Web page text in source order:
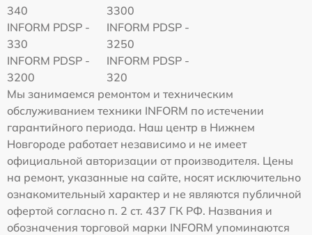
340
3300
INFORM PDSP -
330
INFORM PDSP -
3250
INFORM PDSP -
3200
INFORM PDSP -
320
Мы занимаемся ремонтом и техническим
обслуживанием техники INFORM по истечении
гарантийного периода. Наш центр в Нижнем
Новгороде работает независимо и не имеет
официальной авторизации от производителя. Цены
на ремонт, указанные на сайте, носят исключительно
ознакомительный характер и не являются публичной
офертой согласно п. 2 ст. 437 ГК РФ. Названия и
обозначения торговой марки INFORM упоминаются